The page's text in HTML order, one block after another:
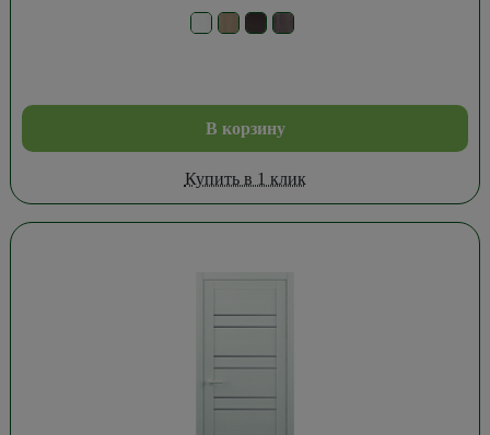
В корзину
Купить в 1 клик